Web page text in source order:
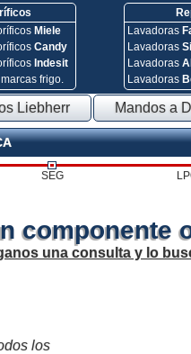
Miele
Candy
Indesit
marcas frigo.
Lavadoras
Lavadoras
Lavadoras
Lavadoras
Liebherr Mandos a
SEG
componente
una consulta y lo
los